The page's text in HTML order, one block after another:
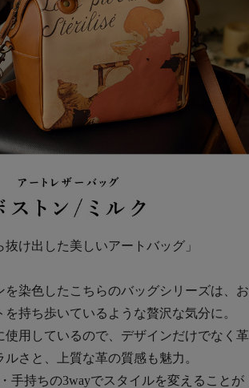
抜け出した美しいアートバッグ」
を染色したこちらのバッグシリーズは、お
持ち歩いているような贅沢な気分に。
使用しているので、デザインだけでなく革
ルさと、上質な革の質感も魅力。
手持ちの3wayでスタイルを変えることが